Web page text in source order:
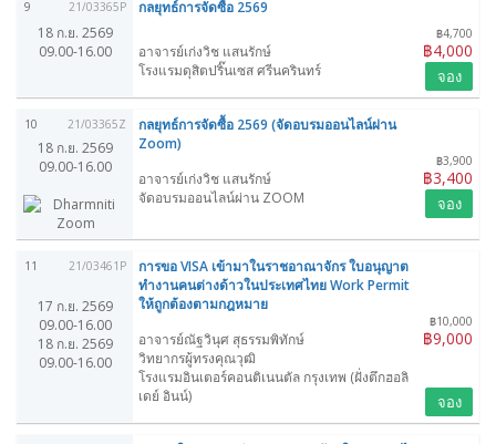
9 21/03365P
18 ก.ย. 2569
09.00-16.00
กลยุทธ์การจัดซื้อ 2569
฿4,700
฿4,000
อาจารย์เก่งวิช แสนรักษ์
โรงแรมดุสิตปริ๊นเซส ศรีนครินทร์
จอง
10 21/03365Z
18 ก.ย. 2569
09.00-16.00
กลยุทธ์การจัดซื้อ 2569 (จัดอบรมออนไลน์ผ่าน
Zoom)
฿3,900
฿3,400
อาจารย์เก่งวิช แสนรักษ์
จัดอบรมออนไลน์ผ่าน ZOOM
จอง
11 21/03461P
17 ก.ย. 2569
09.00-16.00
18 ก.ย. 2569
09.00-16.00
การขอ VISA เข้ามาในราชอาณาจักร ใบอนุญาต
ทำงานคนต่างด้าวในประเทศไทย Work Permit
ให้ถูกต้องตามกฎหมาย
฿10,000
฿9,000
อาจารย์ณัฐวินุศ สุธรรมพิทักษ์
วิทยากรผู้ทรงคุณวุฒิ
โรงแรมอินเตอร์คอนติเนนตัล กรุงเทพ (ฝั่งตึกฮอลิ
เดย์ อินน์)
จอง